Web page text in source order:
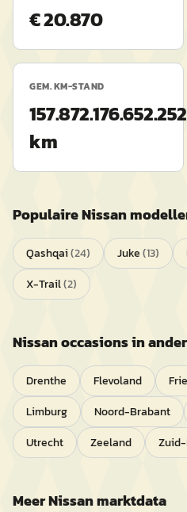
€ 20.870
GEM. KM-STAND
km
PopulaireNissan
Qashqai(24) Juke(13)
X-Trail(2)
Nissanoccasions in
Drenthe Flevoland
Limburg
Noord-Brabant
Utrecht
Zeeland
MeerNissanmarktdata